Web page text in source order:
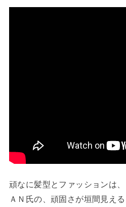
頑なに髪型とファッションは
ＡＮ氏の、頑固さが垣間見え